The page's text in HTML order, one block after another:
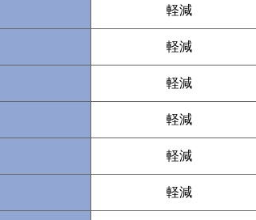
軽減
軽減
軽減
軽減
軽減
軽減